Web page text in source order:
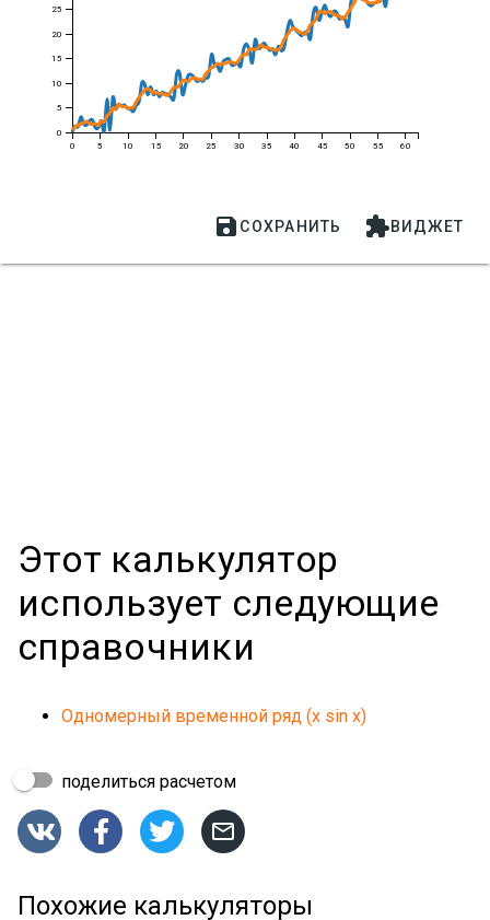
0 5 10 15 20 25 30 35 40 45 50 55 60
0
5
10
15
20
25
 СОХРАНИТЬ ВИДЖЕТ
Этот калькулятор
использует следующие
справочники
Одномерный временной ряд (x sin x)
поделиться расчетом
   
Похожие калькуляторы